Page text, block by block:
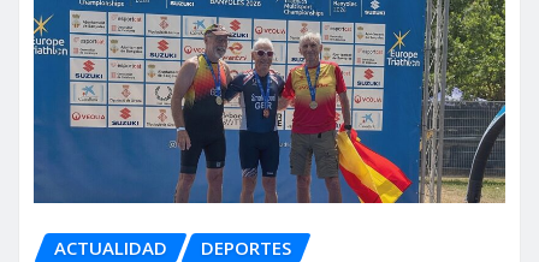
ACTUALIDAD DEPORTES